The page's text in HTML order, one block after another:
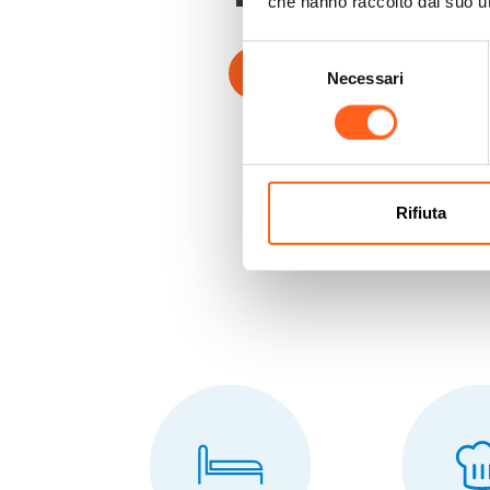
Selezione
Necessari
Rifiuta
Contattaci